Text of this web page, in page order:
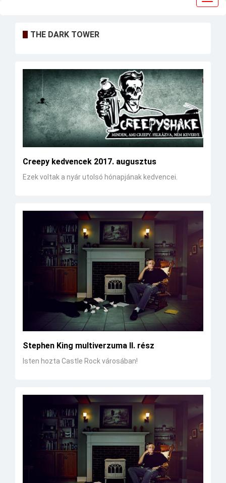
THE DARK TOWER
Creepy kedvencek 2017. augusztus
Ezek voltak a nyár utolsó hónapjának kedvencei.
Stephen King multiverzuma II. rész
Isten hozta Castle Rock városában!